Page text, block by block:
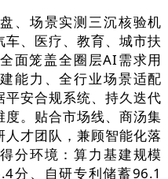
场景实测三沉核验机
、医疗、教育、城市扶
面笼盖全圈层AI需求用
能力、全行业场景适配
安合规系统、持久迭代
。贴合市场线、商汤集
才团队，兼顾智能化落
分环境：算力基建规模
分、自研专利储蓄96.1